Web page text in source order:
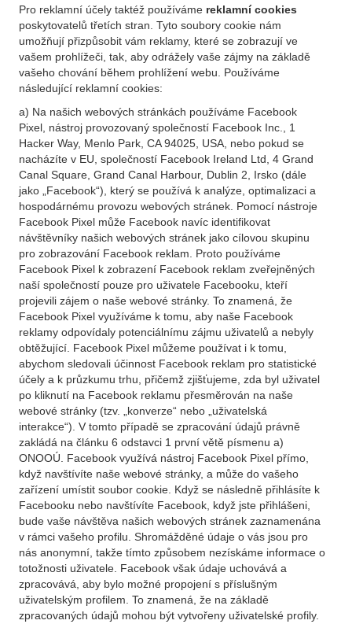
Pro reklamní účely taktéž používáme reklamní cookies
poskytovatelů třetích stran. Tyto soubory cookie nám
umožňují přizpůsobit vám reklamy, které se zobrazují ve
vašem prohlížeči, tak, aby odrážely vaše zájmy na základě
vašeho chování během prohlížení webu. Používáme
následující reklamní cookies:
a) Na našich webových stránkách používáme Facebook
Pixel, nástroj provozovaný společností Facebook Inc., 1
Hacker Way, Menlo Park, CA 94025, USA, nebo pokud se
nacházíte v EU, společností Facebook Ireland Ltd, 4 Grand
Canal Square, Grand Canal Harbour, Dublin 2, Irsko (dále
jako „Facebook“), který se používá k analýze, optimalizaci a
hospodárnému provozu webových stránek. Pomocí nástroje
Facebook Pixel může Facebook navíc identifikovat
návštěvníky našich webových stránek jako cílovou skupinu
pro zobrazování Facebook reklam. Proto používáme
Facebook Pixel k zobrazení Facebook reklam zveřejněných
naší společností pouze pro uživatele Facebooku, kteří
projevili zájem o naše webové stránky. To znamená, že
Facebook Pixel využíváme k tomu, aby naše Facebook
reklamy odpovídaly potenciálnímu zájmu uživatelů a nebyly
obtěžující. Facebook Pixel můžeme používat i k tomu,
abychom sledovali účinnost Facebook reklam pro statistické
účely a k průzkumu trhu, přičemž zjišťujeme, zda byl uživatel
po kliknutí na Facebook reklamu přesměrován na naše
webové stránky (tzv. „konverze“ nebo „uživatelská
interakce“). V tomto případě se zpracování údajů právně
zakládá na článku 6 odstavci 1 první větě písmenu a)
ONOOÚ. Facebook využívá nástroj Facebook Pixel přímo,
když navštívíte naše webové stránky, a může do vašeho
zařízení umístit soubor cookie. Když se následně přihlásíte k
Facebooku nebo navštívíte Facebook, když jste přihlášeni,
bude vaše návštěva našich webových stránek zaznamenána
v rámci vašeho profilu. Shromážděné údaje o vás jsou pro
nás anonymní, takže tímto způsobem nezískáme informace o
totožnosti uživatele. Facebook však údaje uchovává a
zpracovává, aby bylo možné propojení s příslušným
uživatelským profilem. To znamená, že na základě
zpracovaných údajů mohou být vytvořeny uživatelské profily.